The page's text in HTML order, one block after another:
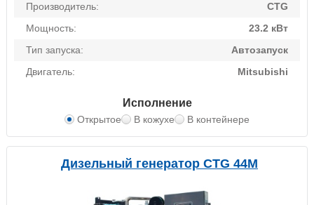
Производитель:
CTG
Мощность:
23.2 кВт
Тип запуска:
Автозапуск
Двигатель:
Mitsubishi
Исполнение
Открытое В кожухе В контейнере
Дизельный генератор CTG 44M